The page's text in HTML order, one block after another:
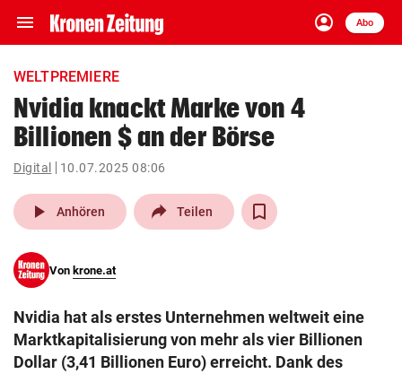
menu Navigation
ein-/ausklappen
account_circle
Anmelden
Abo
close Schließen
account_circle Anmelden
arrow_right
pin_drop
Wien arrow_right
search
eingeben
WELTPREMIERE
Nvidia knackt Marke von 4
Billionen $ an der Börse
Digital 10.07.2025 08:06
play_arrow Anhören Teilen
Von krone.at
Nvidia hat als erstes Unternehmen weltweit eine
Marktkapitalisierung von mehr als vier Billionen
Dollar (3,41 Billionen Euro) erreicht. Dank des